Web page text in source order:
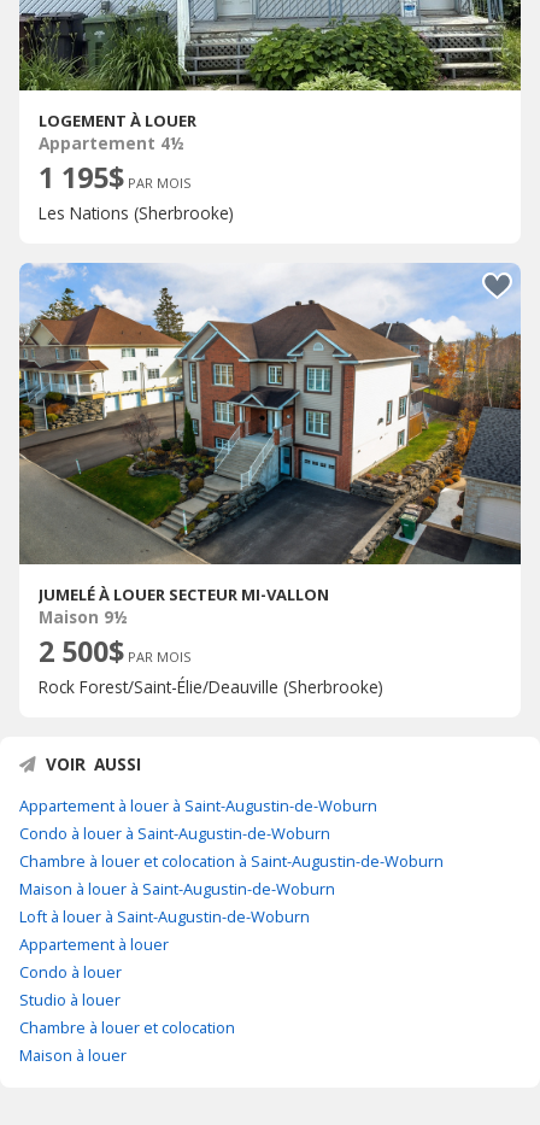
LOGEMENT À LOUER
Appartement 4½
1 195$ PAR MOIS
Les Nations (Sherbrooke)
JUMELÉ À LOUER SECTEUR MI-VALLON
Maison 9½
2 500$ PAR MOIS
Rock Forest/Saint-Élie/Deauville (Sherbrooke)
VOIR AUSSI
Appartement à louer à Saint-Augustin-de-Woburn
Condo à louer à Saint-Augustin-de-Woburn
Chambre à louer et colocation à Saint-Augustin-de-Woburn
Maison à louer à Saint-Augustin-de-Woburn
Loft à louer à Saint-Augustin-de-Woburn
Appartement à louer
Condo à louer
Studio à louer
Chambre à louer et colocation
Maison à louer